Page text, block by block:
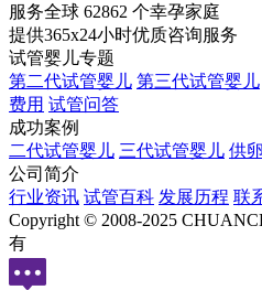
服务全球 62862 个幸孕家庭
提供365x24小时优质咨询服务
试管婴儿专题
第二代试管婴儿 第三代试管婴儿
费用 试管问答
成功案例
二代试管婴儿 三代试管婴儿 供
公司简介
行业资讯 试管百科 发展历程 联
Copyright © 2008-2025
有